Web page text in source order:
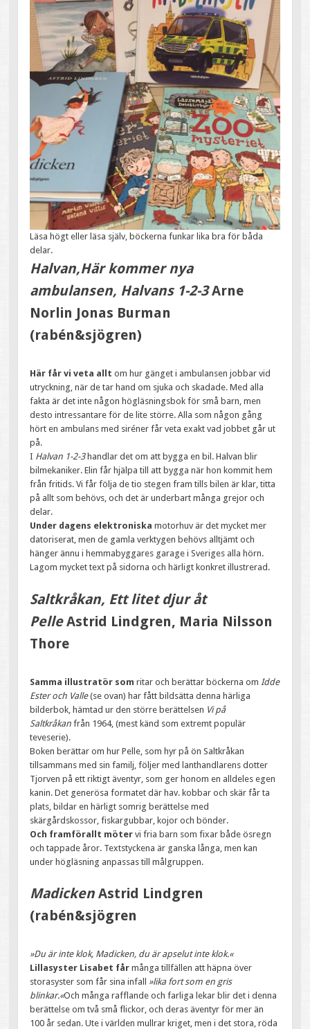
Läsa högt eller läsa själv, böckerna funkar lika bra för båda
delar.
Halvan,Här kommer nya
ambulansen, Halvans 1-2-3Arne
Norlin Jonas Burman
(rabén&sjögren)
Här får vi veta allt om hur gänget i ambulansen jobbar vid
utryckning, när de tar hand om sjuka och skadade. Med alla
fakta är det inte någon högläsningsbok för små barn, men
desto intressantare för de lite större. Alla som någon gång
hört en ambulans med siréner får veta exakt vad jobbet går ut
på.
I Halvan 1-2-3handlar det om att bygga en bil. Halvan blir
bilmekaniker. Elin får hjälpa till att bygga när hon kommit hem
från fritids. Vi får följa de tio stegen fram tills bilen är klar, titta
på allt som behövs, och det är underbart många grejor och
delar.
Under dagens elektroniska motorhuv är det mycket mer
datoriserat, men de gamla verktygen behövs alltjämt och
hänger ännu i hemmabyggares garage i Sveriges alla hörn.
Lagom mycket text på sidorna och härligt konkret illustrerad.
Saltkråkan, Ett litet djur åt
PelleAstrid Lindgren, Maria Nilsson
Thore
Samma illustratör som ritar och berättar böckerna om Idde
Ester och Valle(se ovan) har fått bildsätta denna härliga
bilderbok, hämtad ur den större berättelsen Vi på
Saltkråkan från 1964, (mest känd som extremt populär
teveserie).
Boken berättar om hur Pelle, som hyr på ön Saltkråkan
tillsammans med sin familj, följer med lanthandlarens dotter
Tjorven på ett riktigt äventyr, som ger honom en alldeles egen
kanin. Det generösa formatet där hav. kobbar och skär får ta
plats, bildar en härligt somrig berättelse med
skärgårdskossor, fiskargubbar, kojor och bönder.
Och framförallt möter vi fria barn som fixar både ösregn
och tappade åror. Textstyckena är ganska långa, men kan
under högläsning anpassas till målgruppen.
Madicken Astrid Lindgren
(rabén&sjögren
»Du är inte klok, Madicken, du är apselut inte klok.«
Lillasyster Lisabet fårmånga tillfällen att häpna över
storasyster som får sina infall »lika fort som en gris
blinkar.«Och många rafflande och farliga lekar blir det i denna
berättelse om två små flickor, och deras äventyr för mer än
100 år sedan. Ute i världen mullrar kriget, men i det stora, röda